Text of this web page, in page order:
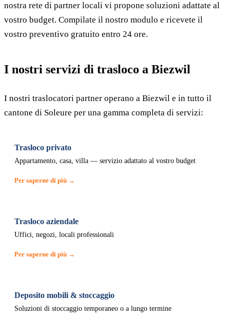
nostra rete di partner locali vi propone soluzioni adattate al
vostro budget. Compilate il nostro modulo e ricevete il
vostro preventivo gratuito entro 24 ore.
I nostri servizi di trasloco a Biezwil
I nostri traslocatori partner operano a Biezwil e in tutto il
cantone di Soleure per una gamma completa di servizi:
Trasloco privato
Appartamento, casa, villa — servizio adattato al vostro budget
Per saperne di più →
Trasloco aziendale
Uffici, negozi, locali professionali
Per saperne di più →
Deposito mobili & stoccaggio
Soluzioni di stoccaggio temporaneo o a lungo termine